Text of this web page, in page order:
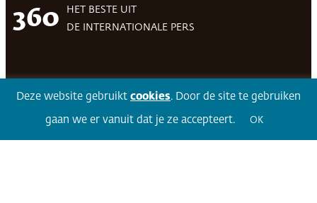
360
HET BESTE UIT
DE INTERNATIONALE PERS
Volg 360Facebook LinkedIn Twitter
Deze website gebruikt cookies. Door de site te gebruiken
gaan we er vanuit dat je ze accepteert. OK